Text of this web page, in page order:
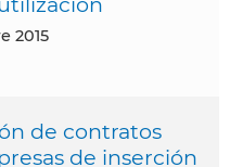
2015
de contratos
de inserción